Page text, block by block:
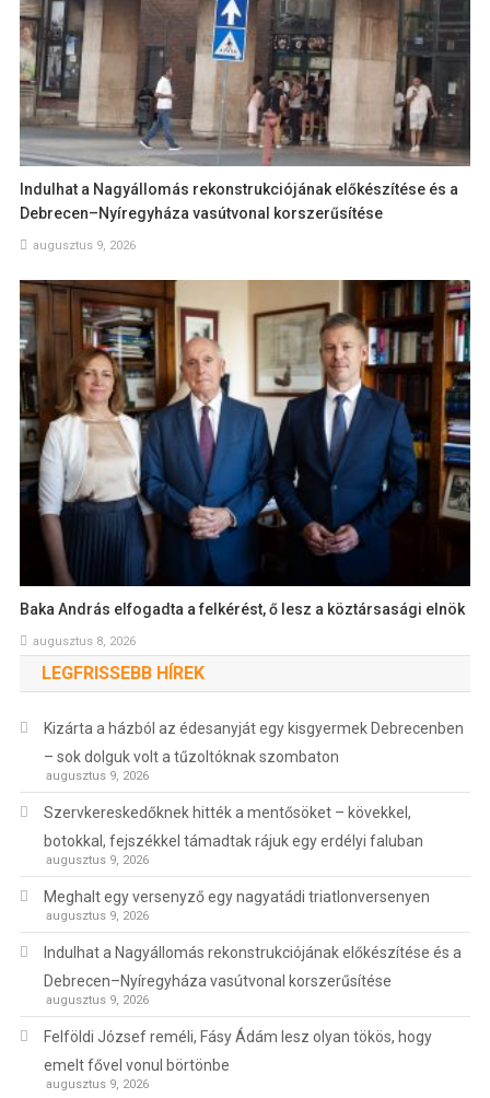
Indulhat a Nagyállomás rekonstrukciójának előkészítése és a
Debrecen–Nyíregyháza vasútvonal korszerűsítése
augusztus 9, 2026
Baka András elfogadta a felkérést, ő lesz a köztársasági elnök
augusztus 8, 2026
LEGFRISSEBB HÍREK
Kizárta a házból az édesanyját egy kisgyermek Debrecenben
– sok dolguk volt a tűzoltóknak szombaton
augusztus 9, 2026
Szervkereskedőknek hitték a mentősöket – kövekkel,
botokkal, fejszékkel támadtak rájuk egy erdélyi faluban
augusztus 9, 2026
Meghalt egy versenyző egy nagyatádi triatlonversenyen
augusztus 9, 2026
Indulhat a Nagyállomás rekonstrukciójának előkészítése és a
Debrecen–Nyíregyháza vasútvonal korszerűsítése
augusztus 9, 2026
Felföldi József reméli, Fásy Ádám lesz olyan tökös, hogy
emelt fővel vonul börtönbe
augusztus 9, 2026